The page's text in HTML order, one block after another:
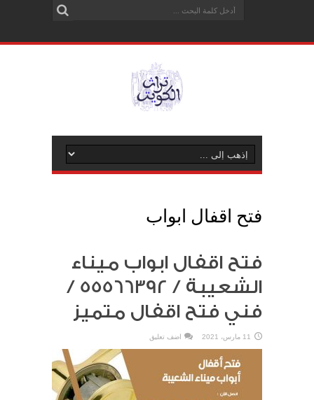
فتح اقفال ابواب
فتح اقفال ابواب ميناء
الشعيبة / 55566392 /
فني فتح اقفال متميز
11 مارس، 2021 اضف تعليق